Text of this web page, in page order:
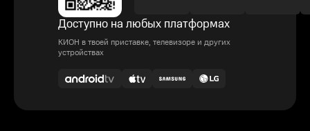
Доступно на любых платформах
КИОН в твоей приставке, телевизоре и других
устройствах